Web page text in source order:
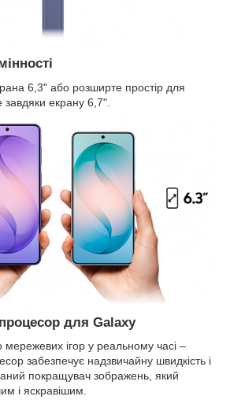
6,3" або розширте простір для
екрану 6,7".
для Galaxy
мережевих ігор у реальному часі –
забезпечує надзвичайну швидкість і
покращувач зображень, який
і яскравішим.